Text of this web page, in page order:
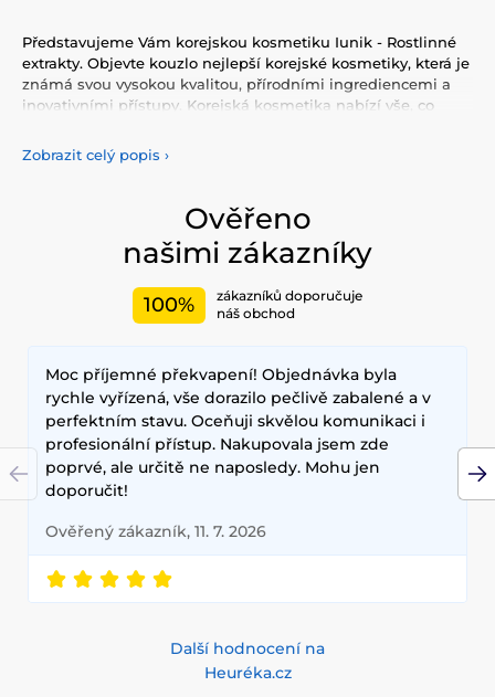
Představujeme Vám korejskou kosmetiku Iunik - Rostlinné
extrakty. Objevte kouzlo nejlepší korejské kosmetiky, která je
známá svou vysokou kvalitou, přírodními ingrediencemi a
inovativními přístupy. Korejská kosmetika nabízí vše, co
séra, esence, pleťové krémy, vše pro odlíčení a čištění pleti.
Korejská kosmetika se také proslavila svými pleťovými
Doporučujeme také vyzkoušet péči o vlasy, jako jsou
šampony, kondicionery, masky, oleje a další. Nesmíme
zapomenout také na dekorativní kosmetiku pro Váš
Mezi nejčastěji používané ingredience patří šnečí extrakt,
elasticitu. Hlavními benefity korejské kosmetiky jsou
dlouhodobé výsledky, přírodní složení a inovativní
technologie, které zajišťují zdravou a zářivou pleť.
Zobrazit celý popis ›
Ověřeno
našimi zákazníky
100%
zákazníků doporučuje
náš obchod
Moc příjemné překvapení! Objednávka byla
rychle vyřízená, vše dorazilo pečlivě zabalené a v
perfektním stavu. Oceňuji skvělou komunikaci i
profesionální přístup. Nakupovala jsem zde
poprvé, ale určitě ne naposledy. Mohu jen
doporučit!
Ověřený zákazník, 11. 7. 2026
Další hodnocení na
Heuréka.cz